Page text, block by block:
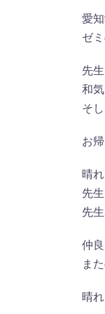
愛
ゼ
先
和
そ
お
晴
先
先
仲
ま
晴